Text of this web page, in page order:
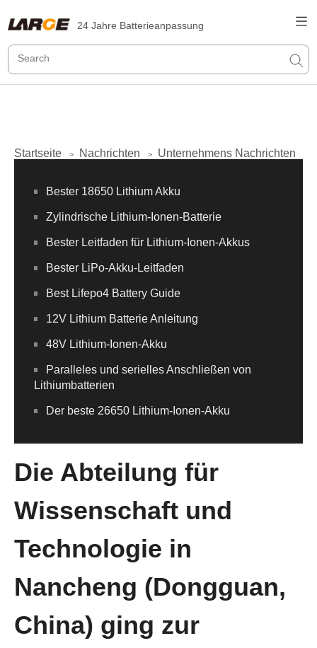
24 Jahre Batterieanpassung
Startseite > Nachrichten > Unternehmens Nachrichten
Bester 18650 Lithium Akku
Zylindrische Lithium-Ionen-Batterie
Bester Leitfaden für Lithium-Ionen-Akkus
Bester LiPo-Akku-Leitfaden
Best Lifepo4 Battery Guide
12V Lithium Batterie Anleitung
48V Lithium-Ionen-Akku
Paralleles und serielles Anschließen von
Lithiumbatterien
Der beste 26650 Lithium-Ionen-Akku
Die Abteilung für
Wissenschaft und
Technologie in
Nancheng (Dongguan,
China) ging zur